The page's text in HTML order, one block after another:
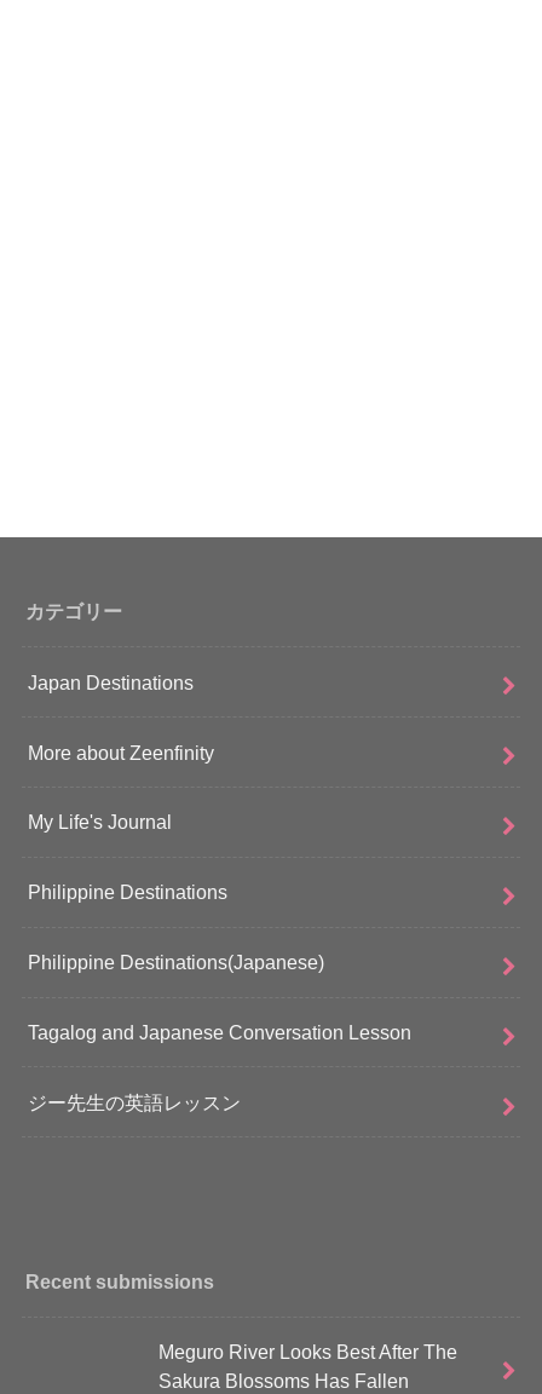
カテゴリー
Japan Destinations
More about Zeenfinity
My Life's Journal
Philippine Destinations
Philippine Destinations(Japanese)
Tagalog and Japanese Conversation Lesson
ジー先生の英語レッスン
Recent submissions
Meguro River Looks Best After The
Sakura Blossoms Has Fallen